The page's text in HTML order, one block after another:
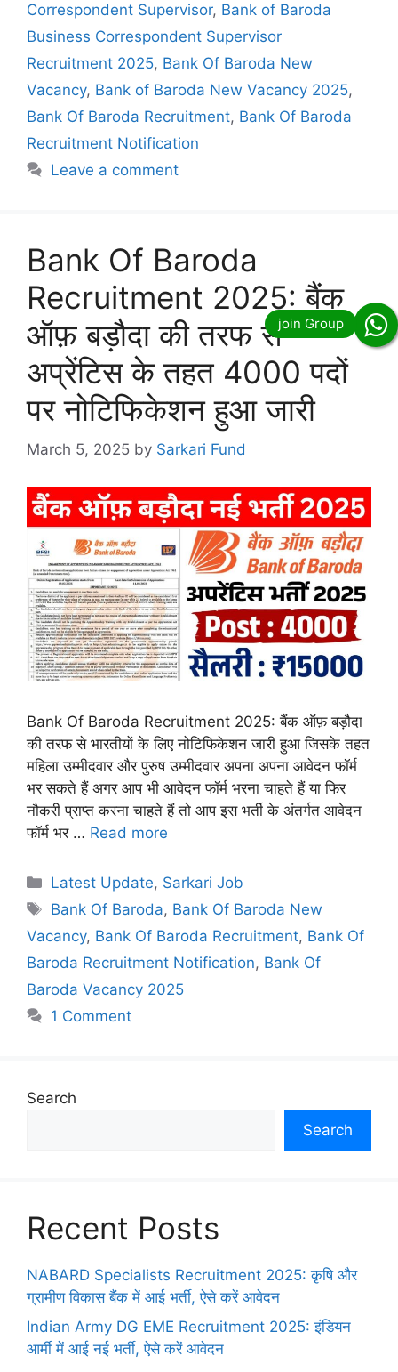
Correspondent Supervisor, Bank of Baroda
Business Correspondent Supervisor
Recruitment 2025, Bank Of Baroda New
Vacancy, Bank of Baroda New Vacancy 2025,
Bank Of Baroda Recruitment, Bank Of Baroda
Recruitment Notification
Leave a comment
Bank Of Baroda
Recruitment 2025: बैंक
ऑफ़ बड़ौदा की तरफ से
अप्रेंटिस के तहत 4000 पदों
पर नोटिफिकेशन हुआ जारी
March 5, 2025 by Sarkari Fund
Bank Of Baroda Recruitment 2025: बैंक ऑफ़ बड़ौदा
की तरफ से भारतीयों के लिए नोटिफिकेशन जारी हुआ जिसके तहत
महिला उम्मीदवार और पुरुष उम्मीदवार अपना अपना आवेदन फॉर्म
भर सकते हैं अगर आप भी आवेदन फॉर्म भरना चाहते हैं या फिर
नौकरी प्राप्त करना चाहते हैं तो आप इस भर्ती के अंतर्गत आवेदन
फॉर्म भर … Read more
Categories
Latest Update, Sarkari Job
Tags
Bank Of Baroda, Bank Of Baroda New
Vacancy, Bank Of Baroda Recruitment, Bank Of
Baroda Recruitment Notification, Bank Of
Baroda Vacancy 2025
1 Comment
Search
Search
Recent Posts
NABARD Specialists Recruitment 2025: कृषि और
ग्रामीण विकास बैंक में आई भर्ती, ऐसे करें आवेदन
Indian Army DG EME Recruitment 2025: इंडियन
आर्मी में आई नई भर्ती, ऐसे करें आवेदन